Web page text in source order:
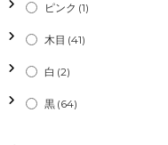
ピンク (1)
木目 (41)
白 (2)
黒 (64)